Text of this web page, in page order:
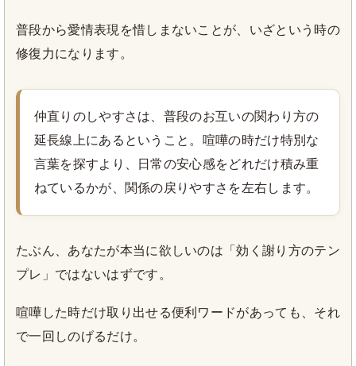
普段から愛情表現を惜しまないことが、いざという時の
修復力になります。
仲直りのしやすさは、普段のお互いの関わり方の
延長線上にあるということ。喧嘩の時だけ特別な
言葉を探すより、日常の安心感をどれだけ積み重
ねているかが、関係の戻りやすさを左右します。
たぶん、あなたが本当に欲しいのは「効く謝り方のテン
プレ」ではないはずです。
喧嘩した時だけ取り出せる便利ワードがあっても、それ
で一回しのげるだけ。